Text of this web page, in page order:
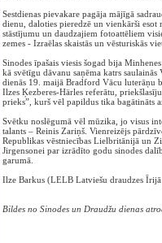
Sestdienas pievakare pagāja mājīgā
dienu, daloties pieredzē un vienkārši esot
stāstījumu un daudzajiem fotoattēliem
zemes - Izraēlas skaistās un vēsturiskās
Sinodes īpašais viesis šogad bija
kā svētīgu dāvanu saņēma katrs
dienās 19. maijā Bradford Vācu luterāņu
Ilzes Ķezberes-Härles referātu,
prieks”, kurš vēl papildus tika bagātināts
Svētku noslēgumā vēl mūzika, jo visus
talants – Reinis Zariņš. Vienreizējs
Republikas vēstniecības Lielbritānijā un
Jirgensonei par izrādīto godu sinodes
garumā.
Ilze Barkus (LELB Latviešu draudzes
Bildes no Sinodes un Draudžu dienas